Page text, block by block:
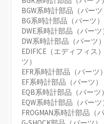
BGW系時計部品（パーツ
BG系時計部品（パーツ）
DWE系時計部品（パーツ
DW系時計部品（パーツ）
EDIFICE（エディフィス
ツ）
EFR系時計部品（パーツ）
EF系時計部品（パーツ）
EQB系時計部品（パーツ）
EQW系時計部品（パーツ
FROGMAN系時計部品（